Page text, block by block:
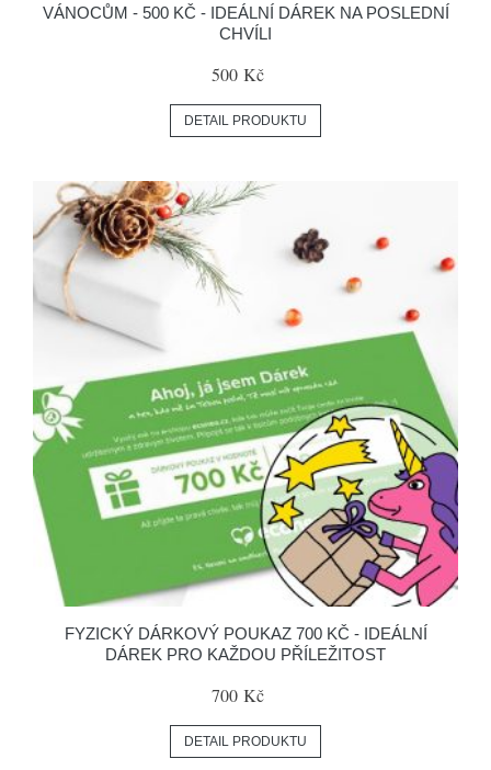
VÁNOCŮM - 500 KČ - IDEÁLNÍ DÁREK NA POSLEDNÍ
CHVÍLI
500 Kč
DETAIL PRODUKTU
FYZICKÝ DÁRKOVÝ POUKAZ 700 KČ - IDEÁLNÍ
DÁREK PRO KAŽDOU PŘÍLEŽITOST
700 Kč
DETAIL PRODUKTU